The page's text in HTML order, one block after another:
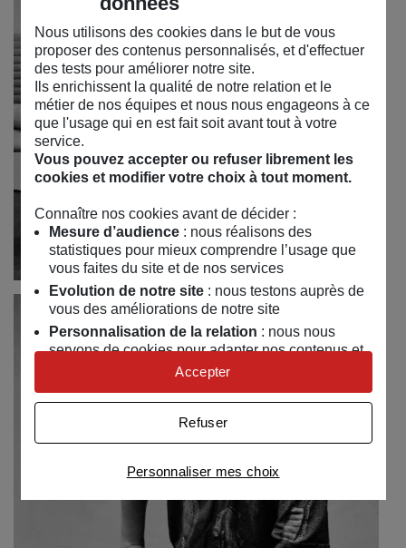
Nous utilisons des cookies dans le but de vous
proposer des contenus personnalisés, et d'effectuer
des tests pour améliorer notre site.
Ils enrichissent la qualité de notre relation et le
métier de nos équipes et nous nous engageons à ce
que l'usage qui en est fait soit avant tout à votre
service.
Vous pouvez accepter ou refuser librement les
cookies et modifier votre choix à tout moment.
Connaître nos cookies avant de décider :
Mesure d’audience: nous réalisons des
statistiques pour mieux comprendre l’usage que
vous faites du site et de nos services
Evolution de notre site: nous testons auprès de
vous des améliorations de notre site
Personnalisation de la relation : nous nous
servons de cookies pour adapter nos contenus et
personnaliser nos offres
Univers publicitaire: nous utilisons avec nos
publicités personnalisées
Personnaliser mes choix
Refuser
Accepter